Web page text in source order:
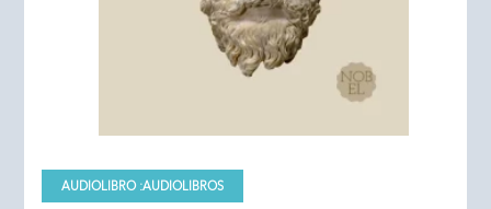
AUDIOLIBRO :AUDIOLIBROS